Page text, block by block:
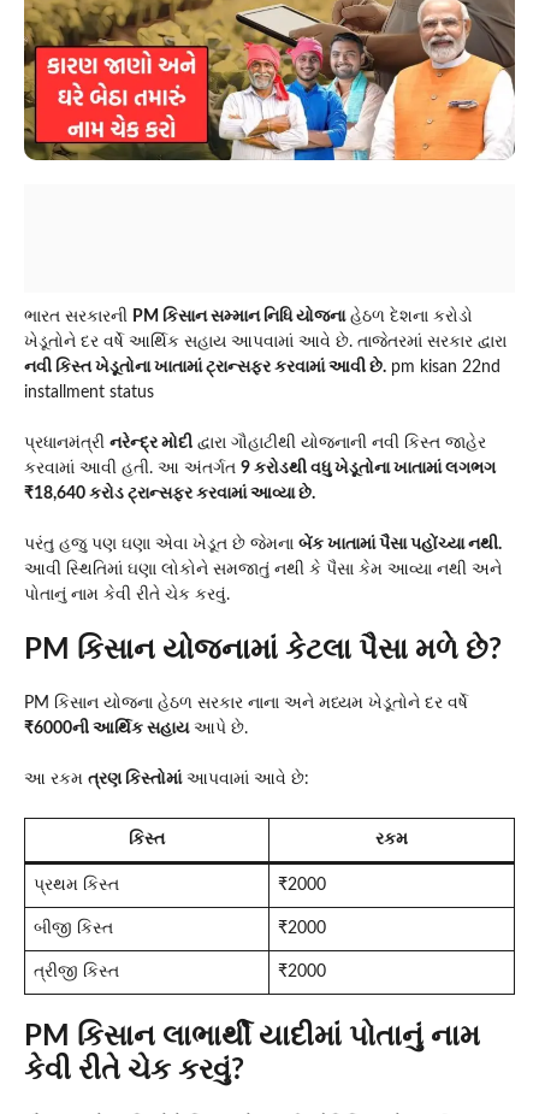
ભારત સરકારની PM કિસાન સમ્માન નિધિ યોજનાહેઠળ દેશના કરોડો
ખેડૂતોને દર વર્ષે આર્થિક સહાય આપવામાં આવે છે. તાજેતરમાં સરકાર દ્વારા
નવી કિસ્ત ખેડૂતોના ખાતામાં ટ્રાન્સફર કરવામાં આવી છે. pm kisan 22nd
installment status
પ્રધાનમંત્રી નરેન્દ્ર મોદી દ્વારા ગૌહાટીથી યોજનાની નવી કિસ્ત જાહેર
કરવામાં આવી હતી. આ અંતર્ગત 9 કરોડથી વધુ ખેડૂતોના ખાતામાં લગભગ
₹18,640 કરોડ ટ્રાન્સફર કરવામાં આવ્યા છે.
પરંતુ હજુ પણ ઘણા એવા ખેડૂત છે જેમના બેંક ખાતામાં પૈસા પહોંચ્યા નથી.
આવી સ્થિતિમાં ઘણા લોકોને સમજાતું નથી કે પૈસા કેમ આવ્યા નથી અને
પોતાનું નામ કેવી રીતે ચેક કરવું.
PM કિસાન યોજનામાં કેટલા પૈસા મળે છે?
PM કિસાન યોજના હેઠળ સરકાર નાના અને મધ્યમ ખેડૂતોને દર વર્ષે
₹6000ની આર્થિક સહાયઆપે છે.
આ રકમ ત્રણ કિસ્તોમાંઆપવામાં આવે છે:
કિસ્ત રકમ
પ્રથમ કિસ્ત ₹2000
બીજી કિસ્ત ₹2000
ત્રીજી કિસ્ત ₹2000
PM કિસાન લાભાર્થી યાદીમાં પોતાનું નામ
કેવી રીતે ચેક કરવું?